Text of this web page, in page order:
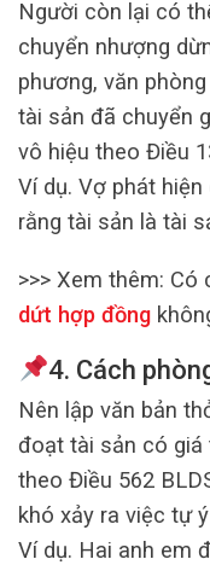
Người còn lại có
chuyển nhượng
phương, văn
tài sản đã chuyển
vô hiệu theo Điều
Ví dụ. Vợ phát
rằng tài sản là tài
>>> Xem thêm: Có
dứt hợp đồng
4. Cách
Nên lập văn bản
đoạt tài sản có giá
theo Điều 562
khó xảy ra việc tự
Ví dụ. Hai anh em